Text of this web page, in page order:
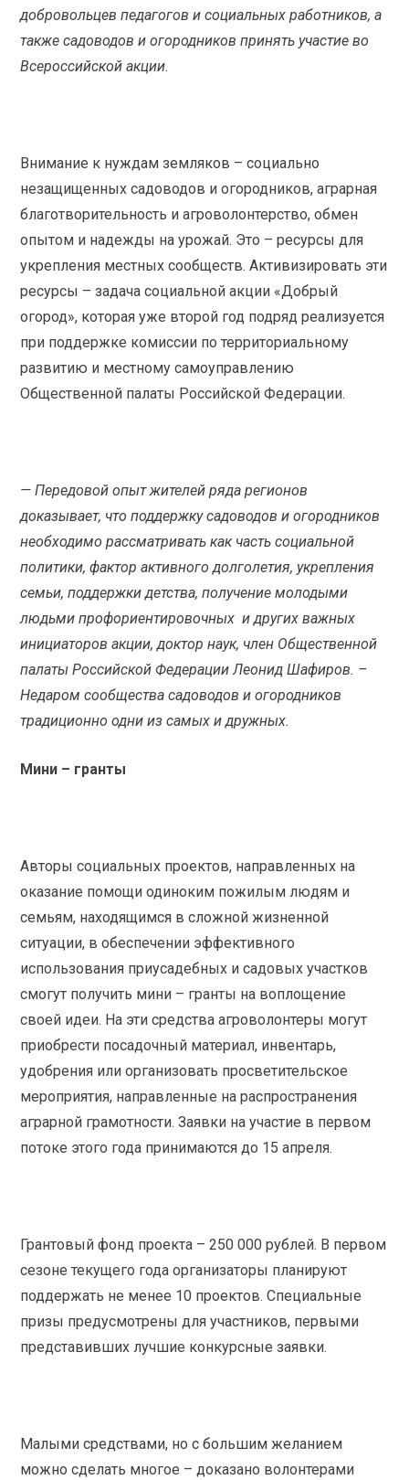
добровольцев педагогов и социальных работников, а
также садоводов и огородников принять участие во
Всероссийской акции.
Внимание к нуждам земляков – социально
незащищенных садоводов и огородников, аграрная
благотворительность и агроволонтерство, обмен
опытом и надежды на урожай. Это – ресурсы для
укрепления местных сообществ. Активизировать эти
ресурсы – задача социальной акции «Добрый
огород», которая уже второй год подряд реализуется
при поддержке комиссии по территориальному
развитию и местному самоуправлению
Общественной палаты Российской Федерации.
— Передовой опыт жителей ряда регионов
доказывает, что поддержку садоводов и огородников
необходимо рассматривать как часть социальной
политики, фактор активного долголетия, укрепления
семьи, поддержки детства, получение молодыми
людьми профориентировочных и других важных
инициаторов акции, доктор наук, член Общественной
палаты Российской Федерации Леонид Шафиров. –
Недаром сообщества садоводов и огородников
традиционно одни из самых и дружных.
Мини – гранты
Авторы социальных проектов, направленных на
оказание помощи одиноким пожилым людям и
семьям, находящимся в сложной жизненной
ситуации, в обеспечении эффективного
использования приусадебных и садовых участков
смогут получить мини – гранты на воплощение
своей идеи. На эти средства агроволонтеры могут
приобрести посадочный материал, инвентарь,
удобрения или организовать просветительское
мероприятия, направленные на распространения
аграрной грамотности. Заявки на участие в первом
потоке этого года принимаются до 15 апреля.
Грантовый фонд проекта – 250 000 рублей. В первом
сезоне текущего года организаторы планируют
поддержать не менее 10 проектов. Специальные
призы предусмотрены для участников, первыми
представивших лучшие конкурсные заявки.
Малыми средствами, но с большим желанием
можно сделать многое – доказано волонтерами